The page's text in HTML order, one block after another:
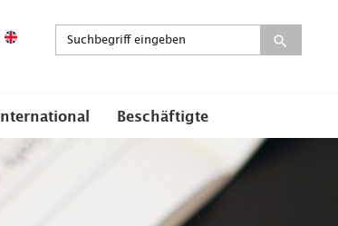
International Beschäftigte